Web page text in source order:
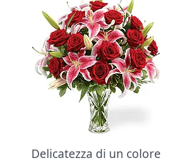
Delicatezza di un colore